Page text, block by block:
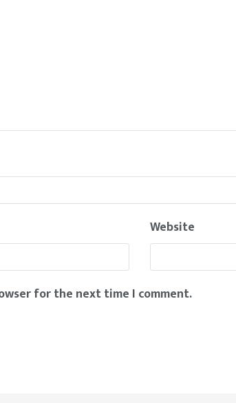
Website
for the next time I comment.